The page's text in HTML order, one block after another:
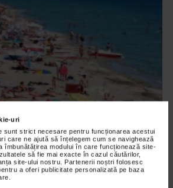
uri
sunt strict necesare pentru funcționarea acestui
care ne ajută să înțelegem cum se navighează
îmbunătățirea modului în care funcționează site-
să fie mai exacte în cazul căutărilor,
site-ului nostru. Partenerii noștri folosesc
a oferi publicitate personalizată pe baza